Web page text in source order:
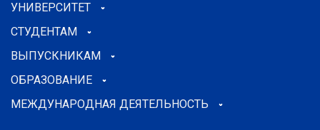
УНИВЕРСИТЕТ
СТУДЕНТАМ
ВЫПУСКНИКАМ
ОБРАЗОВАНИЕ
МЕЖДУНАРОДНАЯ ДЕЯТЕЛЬНОСТЬ